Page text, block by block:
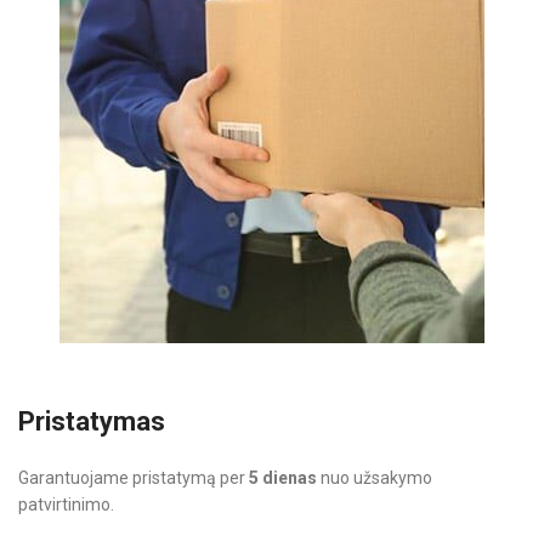
Pristatymas
Garantuojame pristatymą per5 dienas nuo užsakymo
patvirtinimo.